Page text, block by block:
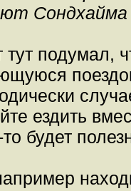
тут подумал,
ездить
будет